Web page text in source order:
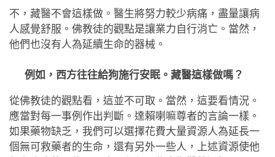
不，藏醫不會這樣做。醫生將努力較少病痛，盡量讓病
人感覺舒服。佛教徒的觀點是讓業力自行消亡。當然，
他們也沒有人為延續生命的器械。
例如，西方往往給狗施行安眠。藏醫這樣做嗎？
從佛教徒的觀點看，這並不可取。當然，這要看情況。
應當對每一事例作出判斷。達賴喇嘛尊者的言論一樣。
如果藥物缺乏，我們可以選擇花費大量資源人為延長一
個無可救藥者的生命，還有另外一些人，上述資源使他